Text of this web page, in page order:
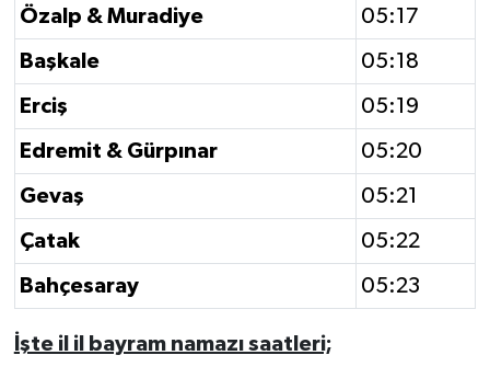
Özalp & Muradiye 05:17
Başkale 05:18
Erciş 05:19
Edremit & Gürpınar 05:20
Gevaş 05:21
Çatak 05:22
Bahçesaray 05:23
İşte il il bayram namazı saatleri;